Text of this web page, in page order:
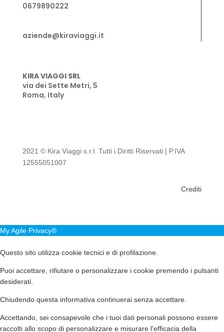
0679890222
aziende@kiraviaggi.it
KIRA VIAGGI SRL
via dei Sette Metri, 5
Roma, Italy
2021 © Kira Viaggi s.r.l. Tutti i Diritti Riservati | P.IVA
12555051007
Crediti
My Agile Privacy®
Questo sito utilizza cookie tecnici e di profilazione.
Puoi accettare, rifiutare o personalizzare i cookie premendo i pulsanti
desiderati.
Chiudendo questa informativa continuerai senza accettare.
Accettando, sei consapevole che i tuoi dati personali possono essere
raccolti allo scopo di personalizzare e misurare l'efficacia della